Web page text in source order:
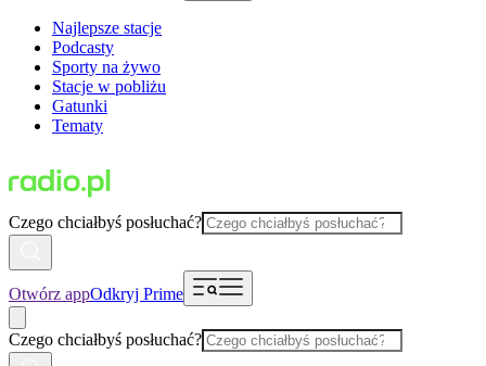
Najlepsze stacje
Podcasty
Sporty na żywo
Stacje w pobliżu
Gatunki
Tematy
Czego chciałbyś posłuchać?
Otwórz appOdkryj Prime
Czego chciałbyś posłuchać?